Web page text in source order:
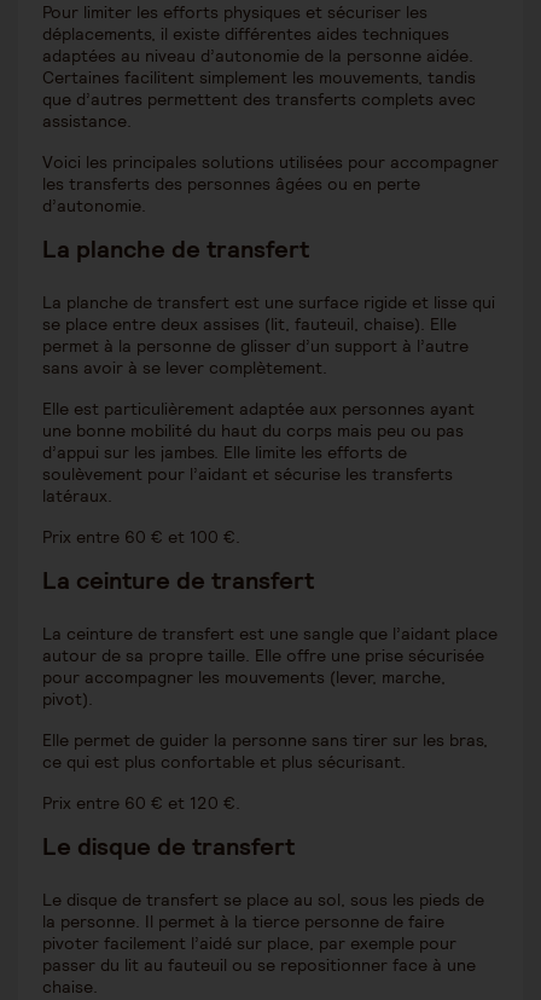
Pour limiter les efforts physiques et sécuriser les
déplacements, il existe différentes aides techniques
adaptées au niveau d’autonomie de la personne aidée.
Certaines facilitent simplement les mouvements, tandis
que d’autres permettent des transferts complets avec
assistance.
Voici les principales solutions utilisées pour accompagner
les transferts des personnes âgées ou en perte
d’autonomie.
La planche de transfert
La planche de transfert est une surface rigide et lisse qui
se place entre deux assises (lit, fauteuil, chaise). Elle
permet à la personne de glisser d’un support à l’autre
sans avoir à se lever complètement.
Elle est particulièrement adaptée aux personnes ayant
une bonne mobilité du haut du corps mais peu ou pas
d’appui sur les jambes. Elle limite les efforts de
soulèvement pour l’aidant et sécurise les transferts
latéraux.
Prix entre 60 € et 100 €.
La ceinture de transfert
La ceinture de transfert est une sangle que l’aidant place
autour de sa propre taille. Elle offre une prise sécurisée
pour accompagner les mouvements (lever, marche,
pivot).
Elle permet de guider la personne sans tirer sur les bras,
ce qui est plus confortable et plus sécurisant.
Prix entre 60 € et 120 €.
Le disque de transfert
Le disque de transfert se place au sol, sous les pieds de
la personne. Il permet à la tierce personne de faire
pivoter facilement l’aidé sur place, par exemple pour
passer du lit au fauteuil ou se repositionner face à une
chaise.